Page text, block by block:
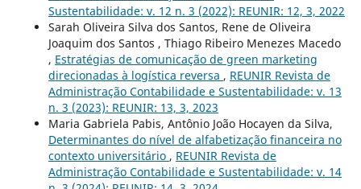
Sustentabilidade: v. 12 n. 3 (2022): REUNIR: 12, 3, 2022
Sarah Oliveira Silva dos Santos, Rene de Oliveira
Joaquim dos Santos , Thiago Ribeiro Menezes Macedo
, Estratégias de comunicação de green marketing
direcionadas à logística reversa , REUNIR Revista de
Administração Contabilidade e Sustentabilidade: v. 13
n. 3 (2023): REUNIR: 13, 3, 2023
Maria Gabriela Pabis, Antônio João Hocayen da Silva,
Determinantes do nível de alfabetização financeira no
contexto universitário , REUNIR Revista de
Administração Contabilidade e Sustentabilidade: v. 14